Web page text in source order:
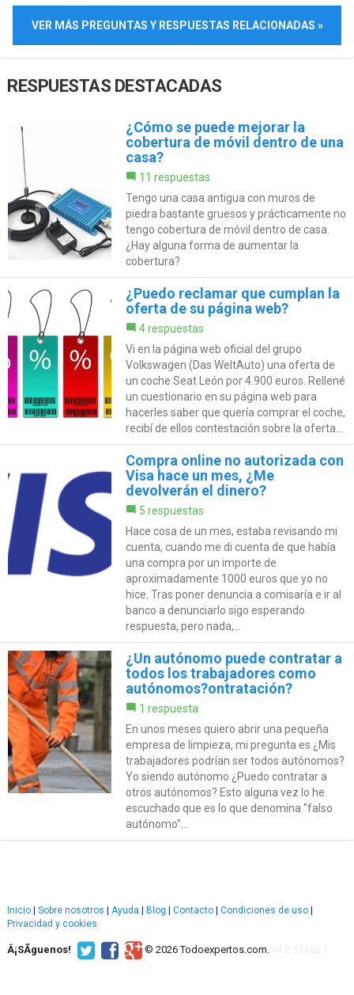
VER MÁS PREGUNTAS Y RESPUESTAS RELACIONADAS »
RESPUESTAS DESTACADAS
¿Cómo se puede mejorar la
cobertura de móvil dentro de una
casa?
11 respuestas
Tengo una casa antigua con muros de
piedra bastante gruesos y prácticamente no
tengo cobertura de móvil dentro de casa.
¿Hay alguna forma de aumentar la
cobertura?
¿Puedo reclamar que cumplan la
oferta de su página web?
4 respuestas
Vi en la página web oficial del grupo
Volkswagen (Das WeltAuto) una oferta de
un coche Seat León por 4.900 euros. Rellené
un cuestionario en su página web para
hacerles saber que quería comprar el coche,
recibí de ellos contestación sobre la oferta...
Compra online no autorizada con
Visa hace un mes, ¿Me
devolverán el dinero?
5 respuestas
Hace cosa de un mes, estaba revisando mi
cuenta, cuando me di cuenta de que había
una compra por un importe de
aproximadamente 1000 euros que yo no
hice. Tras poner denuncia a comisaría e ir al
banco a denunciarlo sigo esperando
respuesta, pero nada,...
¿Un autónomo puede contratar a
todos los trabajadores como
autónomos?ontratación?
1 respuesta
En unos meses quiero abrir una pequeña
empresa de limpieza, mi pregunta es ¿Mis
trabajadores podrían ser todos autónomos?
Yo siendo autónomo ¿Puedo contratar a
otros autónomos? Esto alguna vez lo he
escuchado que es lo que denomina "falso
autónomo"...
Inicio Sobre nosotros Ayuda Blog Contacto Condiciones de uso
Privacidad y cookies
Â¡SÃ­guenos! © 2026 Todoexpertos.com.